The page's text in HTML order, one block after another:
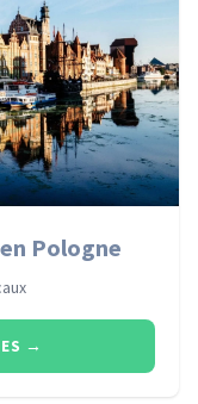
Pologne
→